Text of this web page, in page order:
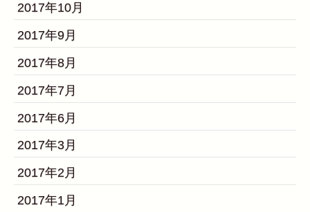
2017年10月
2017年9月
2017年8月
2017年7月
2017年6月
2017年3月
2017年2月
2017年1月